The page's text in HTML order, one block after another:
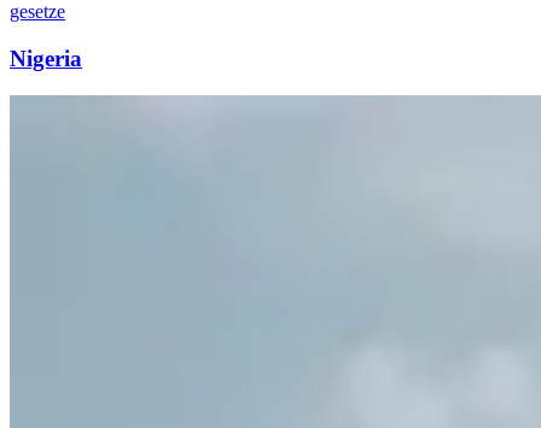
gesetze
Nigeria